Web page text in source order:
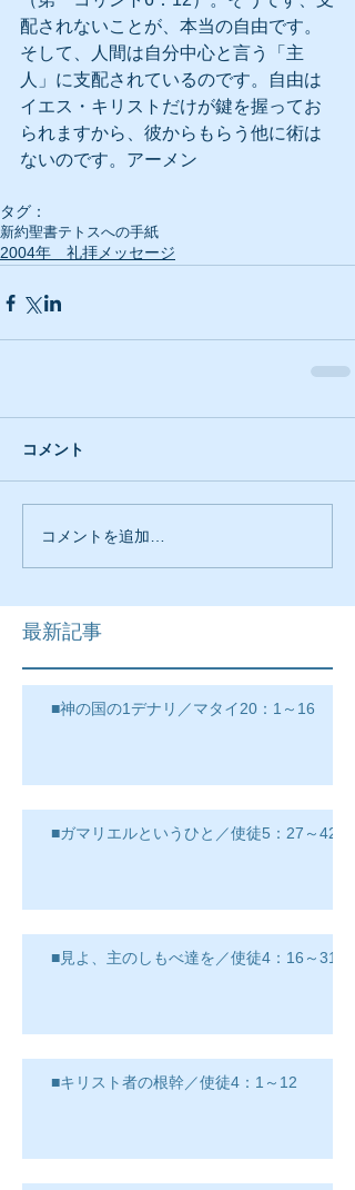
配されないことが、本当の自由です。
そして、人間は自分中心と言う「主
人」に支配されているのです。自由は
イエス・キリストだけが鍵を握ってお
られますから、彼からもらう他に術は
ないのです。アーメン
タグ：
新約聖書テトスへの手紙
2004年 礼拝メッセージ
コメント
コメントを追加…
最新記事
■神の国の1デナリ／マタイ20：1～16
■ガマリエルというひと／使徒5：27～42
■見よ、主のしもべ達を／使徒4：16～31
■キリスト者の根幹／使徒4：1～12